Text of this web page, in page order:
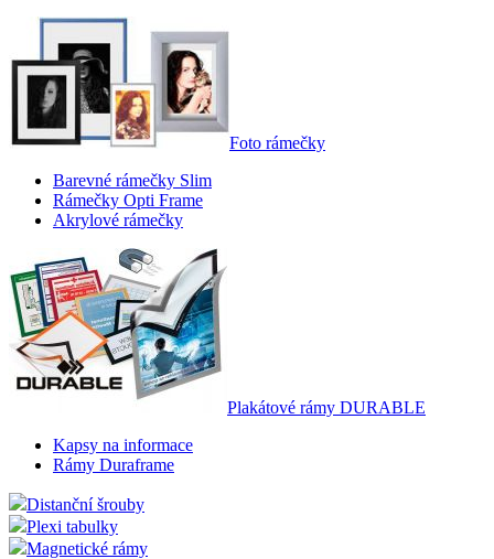
Foto rámečky
Barevné rámečky Slim
Rámečky Opti Frame
Akrylové rámečky
Plakátové rámy DURABLE
Kapsy na informace
Rámy Duraframe
Distanční šrouby
Plexi tabulky
Magnetické rámy